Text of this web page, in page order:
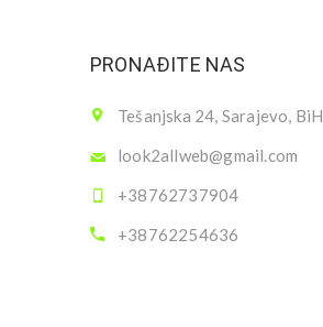
PRONAĐITE NAS
Tešanjska 24, Sarajevo, BiH
look2allweb@gmail.com
+38762737904
+38762254636